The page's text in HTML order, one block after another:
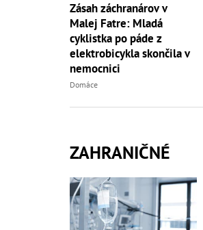
Zásah záchranárov v
Malej Fatre: Mladá
cyklistka po páde z
elektrobicykla skončila v
nemocnici
Domáce
ZAHRANIČNÉ